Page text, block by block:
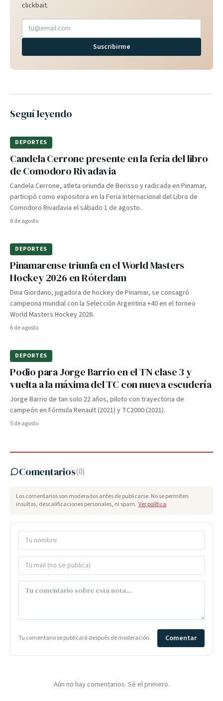
clickbait.
Suscribirme
Seguí leyendo
DEPORTES
Candela Cerrone presente en la feria del libro
de Comodoro Rivadavia
Candela Cerrone, atleta oriunda de Berisso y radicada en Pinamar,
participó como expositora en la Feria Internacional del Libro de
Comodoro Rivadavia el sábado 1 de agosto.
8 de agosto
DEPORTES
Pinamarense triunfa en el World Masters
Hockey 2026 en Róterdam
Dina Giordano, jugadora de hockey de Pinamar, se consagró
campeona mundial con la Selección Argentina +40 en el torneo
World Masters Hockey 2026.
6 de agosto
DEPORTES
Podio para Jorge Barrio en el TN clase 3 y
vuelta a la máxima del TC con nueva escudería
Jorge Barrio de tan solo 22 años, piloto con trayectoria de
campeón en Fórmula Renault (2021) y TC2000 (2021).
5 de agosto
Comentarios(0)
Los comentarios son moderados antes de publicarse. No se permiten
insultos, descalificaciones personales, ni spam. Ver política
Tu comentario se publicará después de moderación. Comentar
Aún no hay comentarios. Sé el primero.